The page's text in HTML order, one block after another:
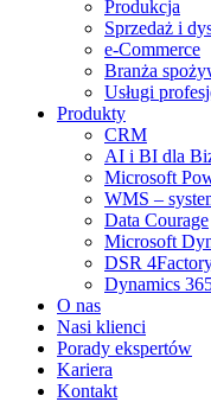
Produkcja
Sprzedaż i
e-Commerce
Branża
Usługi
Produkty
CRM
AI i BI dla
Microsoft
WMS –
Data Courage
Microsoft
DSR
Dynamics
O nas
Nasi klienci
Porady ekspertów
Kariera
Kontakt